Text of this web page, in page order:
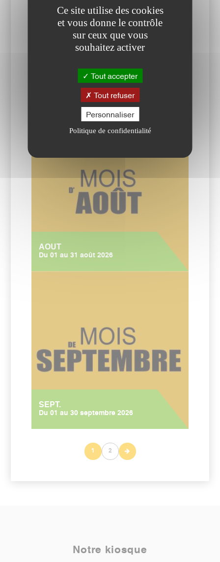
Du 01 au 31 juillet 2026
AOUT
Du 01 au 31 août 2026
SEPT.
Du 01 au 30 septembre 2026
1 2
Notre kiosque
Ce site utilise des cookies
et vous donne le contrôle
sur ceux que vous
souhaitez activer
Tout accepter
Tout refuser
Personnaliser
Politique de confidentialité